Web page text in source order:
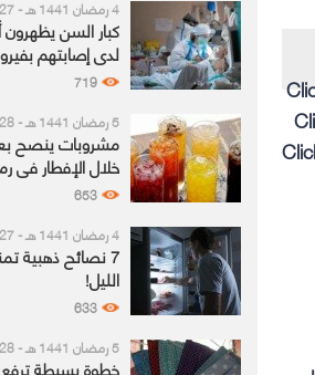
4 رمضان 1441 هـ - 27 أبريل 2020 م
كبار السن يظهرون
لدى إصابتهم
719
5 رمضان 1441 هـ - 28 أبريل 2020 م
مشروبات ينصح
خلال الإفطار في
653
4 رمضان 1441 هـ - 27 أبريل 2020 م
7 نصائح ذهبية
الليل!
633
5 رمضان 1441 هـ - 28 أبريل 2020 م
خطوة بسيطة ترفع